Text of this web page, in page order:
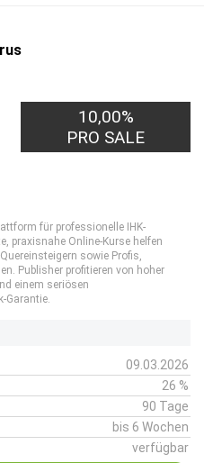
15,00€
PRO LEAD
10,00%
PRO SALE
für professionelle IHK-
praxisnahe Online-Kurse helfen
sowie Profis,
Publisher profitieren von hoher
einem seriösen
Garantie.
09.03.2026
26 %
90 Tage
bis 6 Wochen
verfügbar